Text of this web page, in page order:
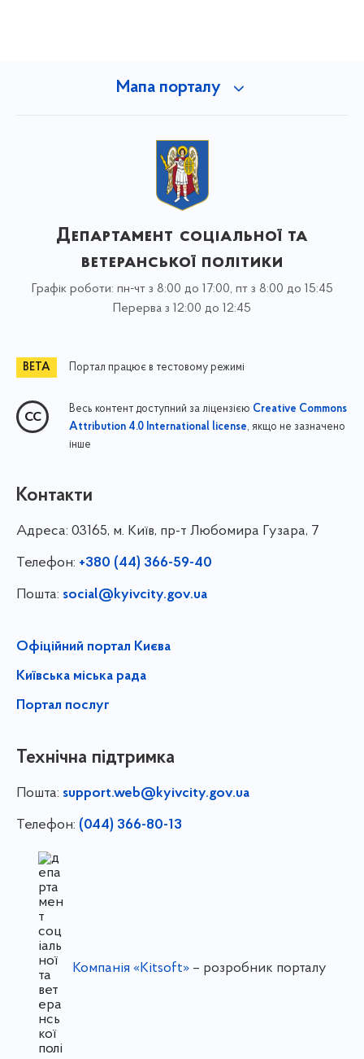
Мапа порталу
Департамент соціальної та
ветеранської політики
Графік роботи: пн-чт з 8:00 до 17:00, пт з 8:00 до 15:45
Перерва з 12:00 до 12:45
Портал працює в тестовому режимі
Весь контент доступний за ліцензією Creative Commons
Attribution 4.0 International license, якщо не зазначено
інше
Контакти
Адреса: 03165, м. Київ, пр-т Любомира Гузара, 7
Телефон: +380 (44) 366-59-40
Пошта: social@kyivcity.gov.ua
Офіційний портал Києва
Київська міська рада
Портал послуг
Технічна підтримка
Пошта: support.web@kyivcity.gov.ua
Телефон: (044) 366-80-13
Компанія «Kitsoft»– розробник порталу